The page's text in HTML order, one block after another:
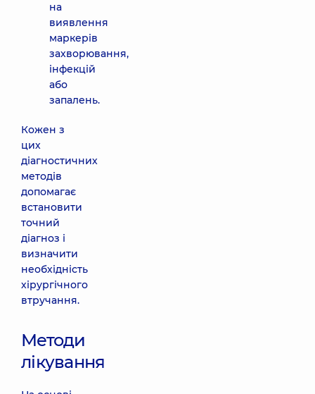
на
виявлення
маркерів
захворювання,
інфекцій
або
запалень.
Кожен з
цих
діагностичних
методів
допомагає
встановити
точний
діагноз і
визначити
необхідність
хірургічного
втручання.
Методи
лікування